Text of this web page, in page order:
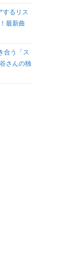
グ
ル
するリス
最新曲
合う「ス
さんの独